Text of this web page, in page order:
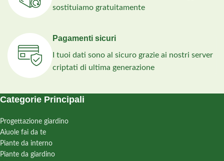
sostituiamo gratuitamente
Pagamenti sicuri
I tuoi dati sono al sicuro grazie ai nostri server
criptati di ultima generazione
Categorie Principali
Progettazione giardino
Aiuole fai da te
Piante da interno
Piante da giardino